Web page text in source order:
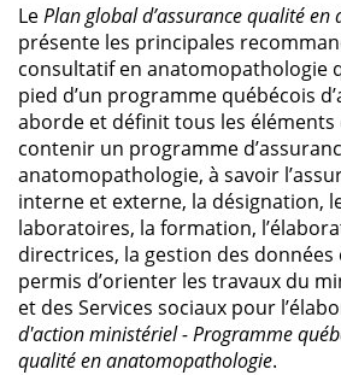
LePlan global d’assurance qualité
présente les principales
consultatif en anatomopathologie
pied d’un programme québécois
aborde et définit tous les
contenir un programme
anatomopathologie, à savoir
interne et externe, la désignation,
laboratoires, la formation,
directrices, la gestion des données
permis d’orienter les travaux du
et des Services sociaux pour
d'action ministériel - Programme
qualité en anatomopathologie.